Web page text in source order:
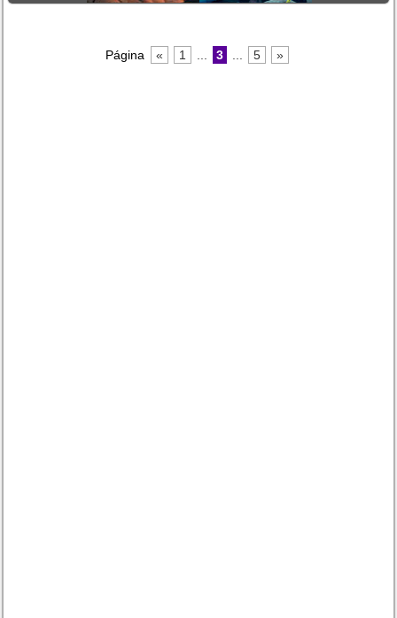
Página « 1 3 5 »